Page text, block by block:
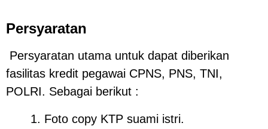
Persyaratan
Persyaratan utama untuk dapat diberikan
fasilitas kredit pegawai CPNS, PNS, TNI,
POLRI. Sebagai berikut :
Foto copy KTP suami istri.